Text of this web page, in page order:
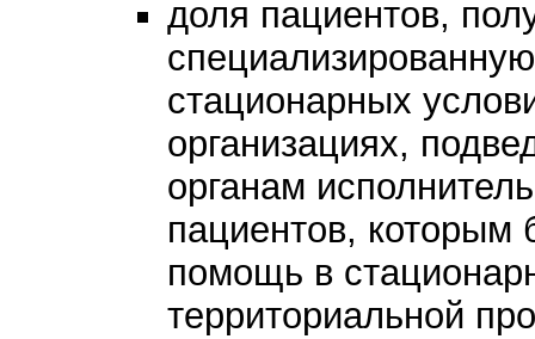
доля пациентов,
стационарных
организациях,
органам
пациентов, которым
помощь в
территориальной